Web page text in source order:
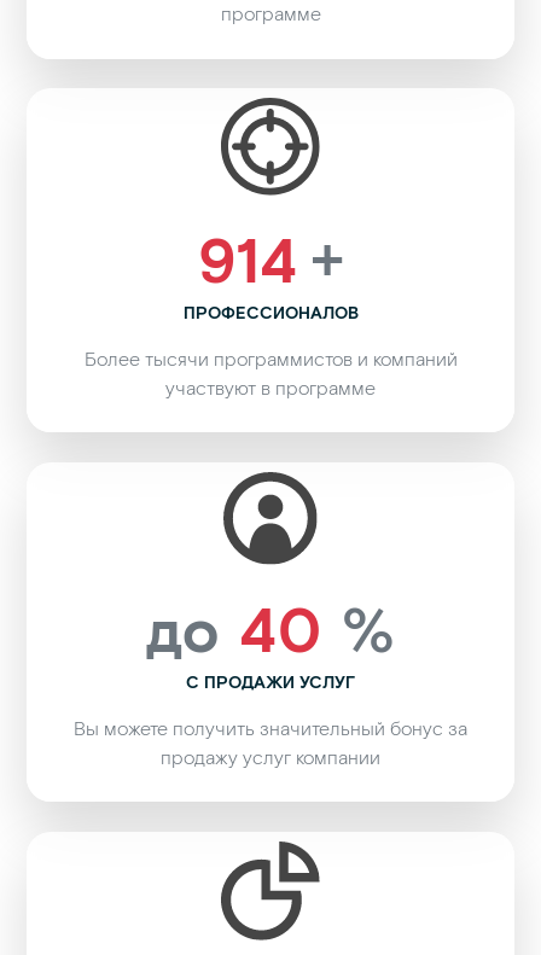
программе
1000 +
ПРОФЕССИОНАЛОВ
Более тысячи программистов и компаний
участвуют в программе
до 40 %
С ПРОДАЖИ УСЛУГ
Вы можете получить значительный бонус за
продажу услуг компании